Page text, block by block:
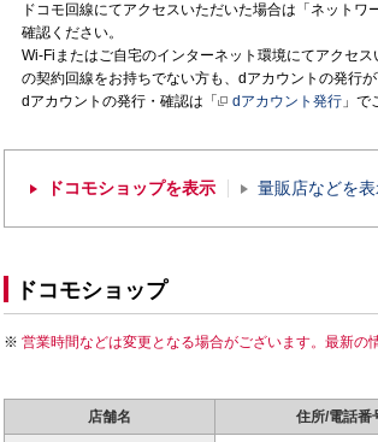
ドコモ回線にてアクセスいただいた場合は「ネット
確認ください。
Wi-Fiまたはご自宅のインターネット環境にてアクセ
の契約回線をお持ちでない方も、dアカウントの発行が
dアカウントの発行・確認は「
dアカウント発行 」で
ドコモショップを表示 量販店などを
ドコモショップ
営業時間などは変更となる場合がございます。最新の
店舗名 住所/電話番